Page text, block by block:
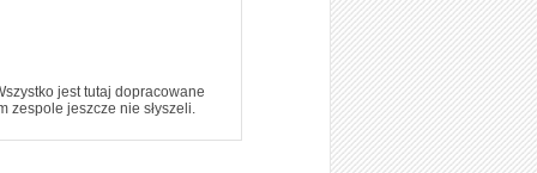
jest tutaj dopracowane
zespole jeszcze nie słyszeli.